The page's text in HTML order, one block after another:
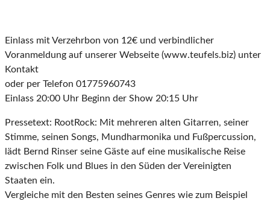
Einlass mit Verzehrbon von 12€ und verbindlicher
Voranmeldung auf unserer Webseite (www.teufels.biz) unter
Kontakt
oder per Telefon 01775960743
Einlass 20:00 Uhr Beginn der Show 20:15 Uhr
Pressetext: RootRock: Mit mehreren alten Gitarren, seiner
Stimme, seinen Songs, Mundharmonika und Fußpercussion,
lädt Bernd Rinser seine Gäste auf eine musikalische Reise
zwischen Folk und Blues in den Süden der Vereinigten
Staaten ein.
Vergleiche mit den Besten seines Genres wie zum Beispiel